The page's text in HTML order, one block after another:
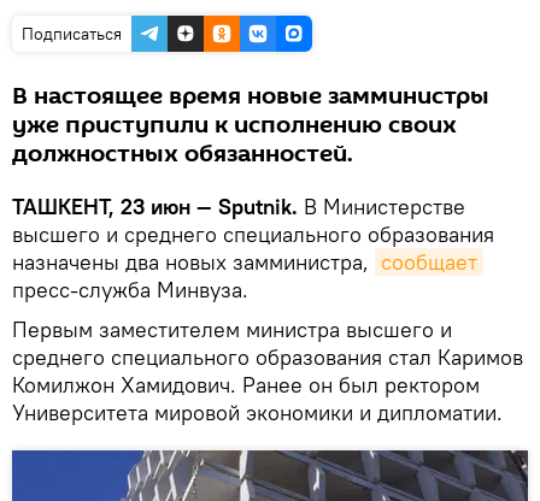
Подписаться
В настоящее время новые замминистры
уже приступили к исполнению своих
должностных обязанностей.
ТАШКЕНТ, 23 июн — Sputnik. В Министерстве
высшего и среднего специального образования
назначены два новых замминистра, сообщает
пресс-служба Минвуза.
Первым заместителем министра высшего и
среднего специального образования стал Каримов
Комилжон Хамидович. Ранее он был ректором
Университета мировой экономики и дипломатии.